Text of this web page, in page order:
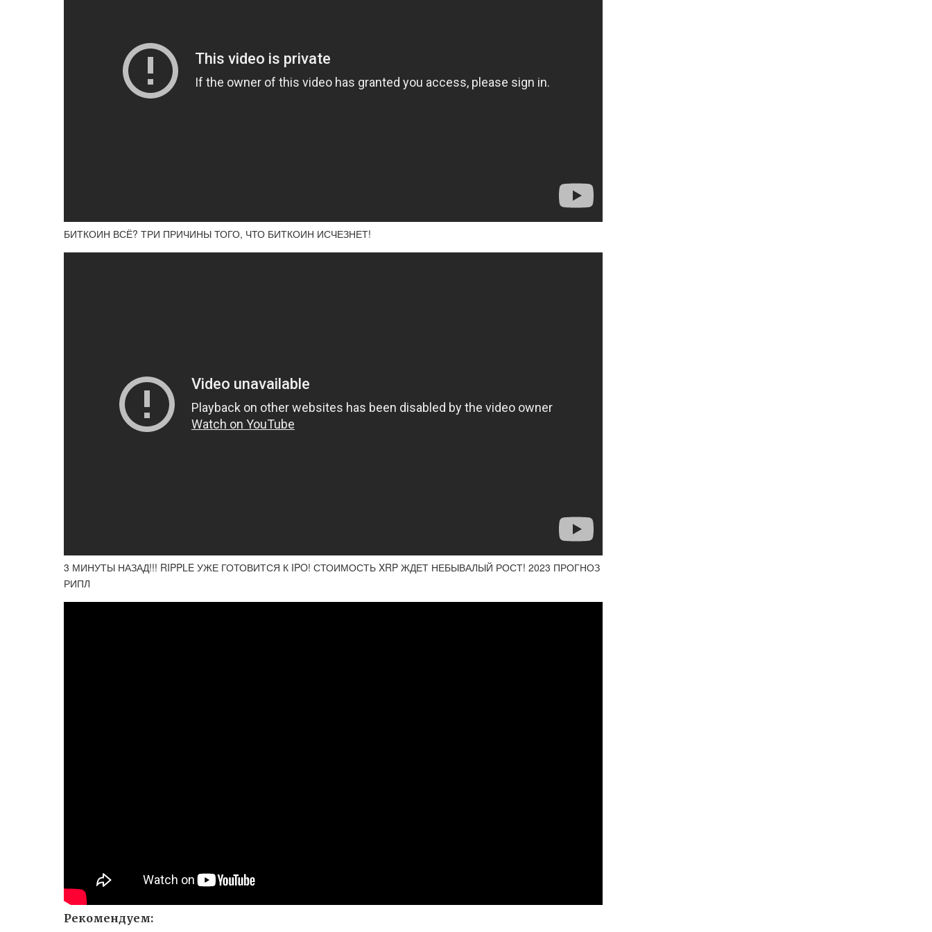
БИТКОИН ВСЁ? ТРИ ПРИЧИНЫ ТОГО, ЧТО БИТКОИН ИСЧЕЗНЕТ!
3 МИНУТЫ НАЗАД!!! RIPPLE УЖЕ ГОТОВИТСЯ К IPO! СТОИМОСТЬ XRP ЖДЕТ НЕБЫВАЛЫЙ РОСТ! 2023 ПРОГНОЗ
РИПЛ
Рекомендуем: